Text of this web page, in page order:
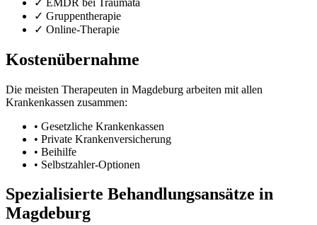
✓ Gruppentherapie
✓ Online-Therapie
Kostenübernahme
Die meisten Therapeuten in Magdeburg arbeiten mit allen
Krankenkassen zusammen:
• Gesetzliche Krankenkassen
• Private Krankenversicherung
• Beihilfe
• Selbstzahler-Optionen
Spezialisierte Behandlungsansätze in
Magdeburg